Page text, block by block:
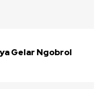
Gelar Ngobrol